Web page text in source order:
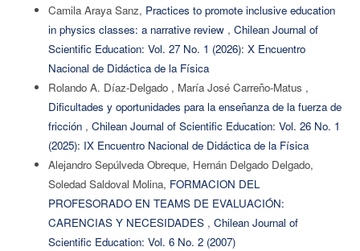
Camila Araya Sanz, Practices to promote inclusive education
in physics classes: a narrative review , Chilean Journal of
Scientific Education: Vol. 27 No. 1 (2026): X Encuentro
Nacional de Didáctica de la Física
Rolando A. Díaz-Delgado , María José Carreño-Matus ,
Dificultades y oportunidades para la enseñanza de la fuerza de
fricción , Chilean Journal of Scientific Education: Vol. 26 No. 1
(2025): IX Encuentro Nacional de Didáctica de la Física
Alejandro Sepúlveda Obreque, Hernán Delgado Delgado,
Soledad Saldoval Molina, FORMACION DEL
PROFESORADO EN TEAMS DE EVALUACIÓN:
CARENCIAS Y NECESIDADES , Chilean Journal of
Scientific Education: Vol. 6 No. 2 (2007)